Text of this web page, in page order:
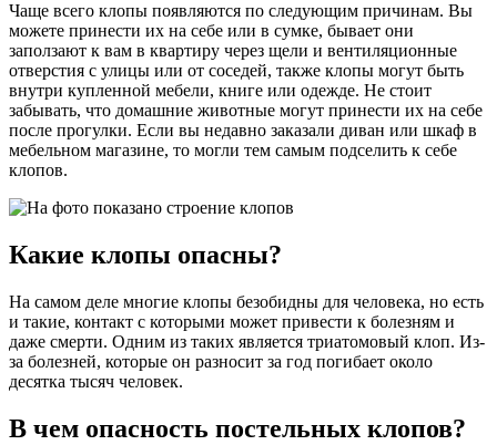
Чаще всего клопы появляются по следующим причинам. Вы
можете принести их на себе или в сумке, бывает они
заползают к вам в квартиру через щели и вентиляционные
отверстия с улицы или от соседей, также клопы могут быть
внутри купленной мебели, книге или одежде. Не стоит
забывать, что домашние животные могут принести их на себе
после прогулки. Если вы недавно заказали диван или шкаф в
мебельном магазине, то могли тем самым подселить к себе
клопов.
Какие клопы опасны?
На самом деле многие клопы безобидны для человека, но есть
и такие, контакт с которыми может привести к болезням и
даже смерти. Одним из таких является триатомовый клоп. Из-
за болезней, которые он разносит за год погибает около
десятка тысяч человек.
В чем опасность постельных клопов?